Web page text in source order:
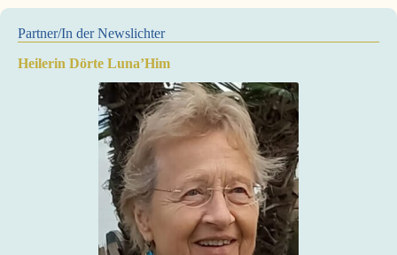
Partner/In der Newslichter
Heilerin Dörte Luna’Him